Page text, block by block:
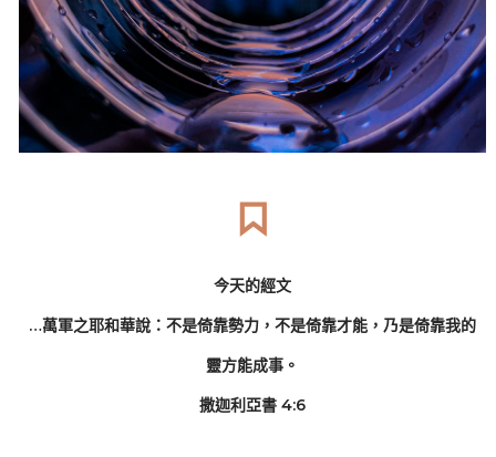
今天的經文
…萬軍之耶和華說：不是倚靠勢力，不是倚靠才能，乃是倚靠我的
靈方能成事。
撒迦利亞書 4:6